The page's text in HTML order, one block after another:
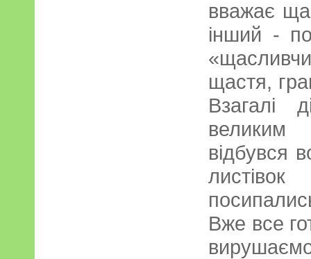
вважає
інший -
щастя,
Взагалі
великим
відбувся
Вже все